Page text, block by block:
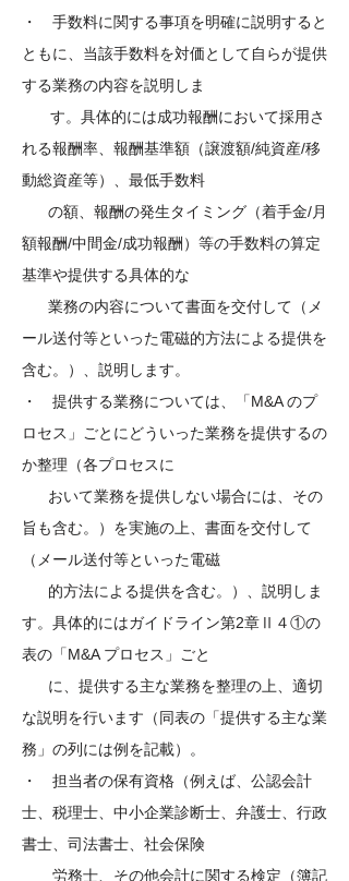
・ 手数料に関する事項を明確に説明すると
ともに、当該手数料を対価として自らが提供
する業務の内容を説明しま
す。具体的には成功報酬において採用さ
れる報酬率、報酬基準額（譲渡額/純資産/移
動総資産等）、最低手数料
の額、報酬の発生タイミング（着手金/月
額報酬/中間金/成功報酬）等の手数料の算定
基準や提供する具体的な
業務の内容について書面を交付して（メ
ール送付等といった電磁的方法による提供を
含む。）、説明します。
・ 提供する業務については、「M&A のプ
ロセス」ごとにどういった業務を提供するの
か整理（各プロセスに
おいて業務を提供しない場合には、その
旨も含む。）を実施の上、書面を交付して
（メール送付等といった電磁
的方法による提供を含む。）、説明しま
す。具体的にはガイドライン第2章Ⅱ４①の
表の「M&A プロセス」ごと
に、提供する主な業務を整理の上、適切
な説明を行います（同表の「提供する主な業
務」の列には例を記載）。
・ 担当者の保有資格（例えば、公認会計
士、税理士、中小企業診断士、弁護士、行政
書士、司法書士、社会保険
労務士、その他会計に関する検定（簿記